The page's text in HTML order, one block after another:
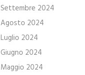
Settembre 2024
Agosto 2024
Luglio 2024
Giugno 2024
Maggio 2024